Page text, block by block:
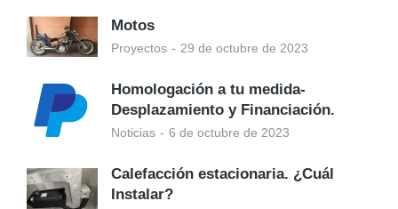
Motos
Proyectos 29 de octubre de 2023
Homologación a tu medida-
Desplazamiento y Financiación.
Noticias 6 de octubre de 2023
Calefacción estacionaria. ¿Cuál
Instalar?